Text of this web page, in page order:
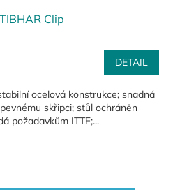
Clip
DETAIL
ocelová konstrukce; snadná
skřipci; stůl ochráněn
požadavkům ITTF;...